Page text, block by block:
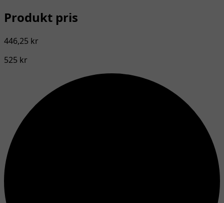
Produkt pris
446,25 kr
525 kr